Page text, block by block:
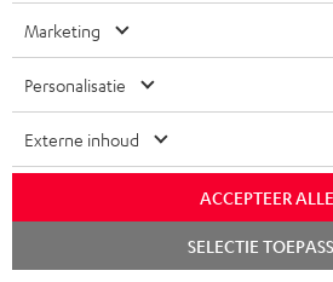
"Goede staande speakers zijn
maakt een
icreate
Marketing
Personalisatie
Externe inhoud
ACCEPTEER
SELECTIE